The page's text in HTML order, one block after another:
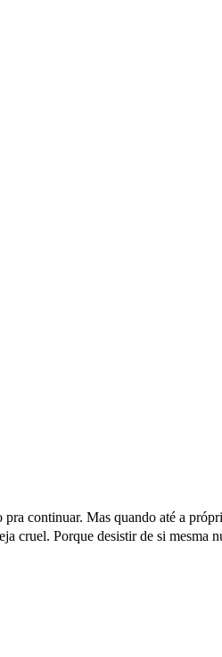
continuar. Mas quando até a
cruel. Porque desistir de si